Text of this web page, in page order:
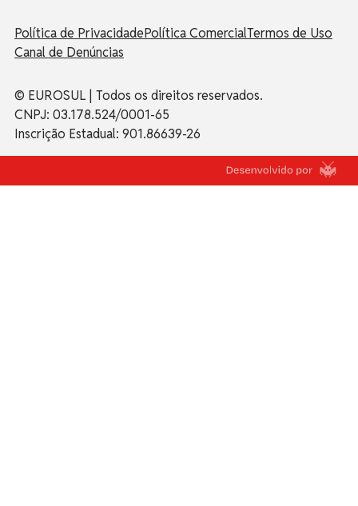
Política de PrivacidadePolítica ComercialTermos de Uso
Canal de Denúncias
© EUROSUL | Todos os direitos reservados.
CNPJ: 03.178.524/0001-65
Inscrição Estadual: 901.86639-26